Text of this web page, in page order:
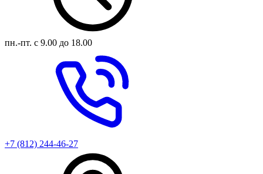
пн.-пт. с 9.00 до 18.00
+7 (812) 244-46-27